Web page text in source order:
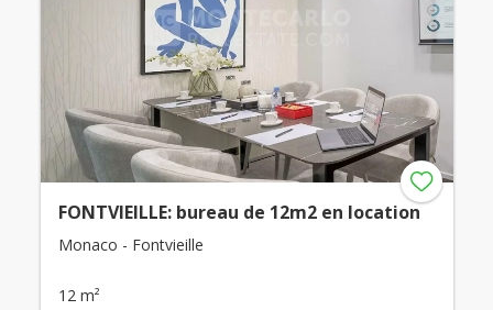
FONTVIEILLE: bureau de 12m2 en location
Monaco - Fontvieille
12 m²